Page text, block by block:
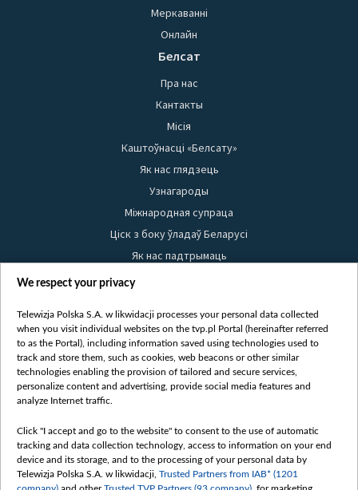
Меркаванні
Онлайн
Белсат
Пра нас
Кантакты
Місія
Каштоўнасці «Белсату»
Як нас глядзець
Узнагароды
Міжнародная супраца
Ціск з боку ўладаў Беларусі
Як нас падтрымаць
Правілы выкарыстання матэрыялаў
Бяспека
Youtube
Белсат news
Белсат Shorts
Жэстачайшы мульт
Belsat English
Biełsat PL
We respect your privacy
Telewizja Polska S.A. w likwidacji processes your personal data collected
when you visit individual websites on the tvp.pl Portal (hereinafter referred
to as the Portal), including information saved using technologies used to
track and store them, such as cookies, web beacons or other similar
technologies enabling the provision of tailored and secure services,
personalize content and advertising, provide social media features and
analyze Internet traffic.
Click "I accept and go to the website" to consent to the use of automatic
tracking and data collection technology, access to information on your end
device and its storage, and to the processing of your personal data by
Telewizja Polska S.A. w likwidacji, Trusted Partners from IAB* (1201